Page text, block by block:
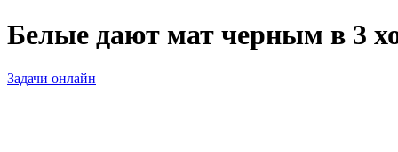
Белые дают мат черным в 3
Задачи онлайн